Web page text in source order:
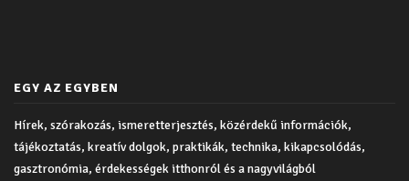
EGY AZ EGYBEN
Hírek, szórakozás, ismeretterjesztés, közérdekű információk,
tájékoztatás, kreatív dolgok, praktikák, technika, kikapcsolódás,
gasztronómia, érdekességek itthonról és a nagyvilágból